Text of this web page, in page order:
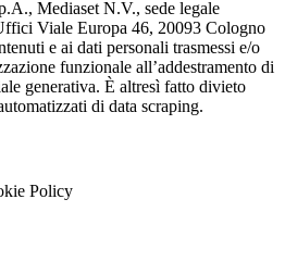
Mediaset N.V., sede legale
Viale Europa 46, 20093 Cologno
e ai dati personali trasmessi e/o
funzionale all’addestramento di
generativa. È altresì fatto divieto
di data scraping.
Policy